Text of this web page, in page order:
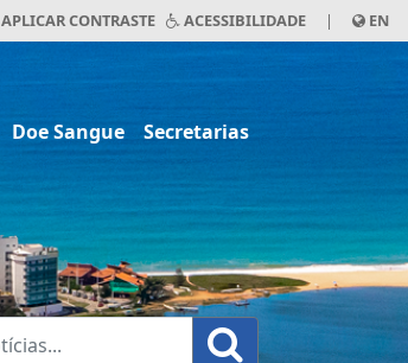
APLICAR CONTRASTE ACESSIBILIDADE | EN
Doe Sangue Secretarias